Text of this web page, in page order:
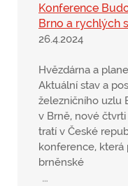
Konference
Brno a rychlých
26.4.2024
Hvězdárna a
Aktuální stav a
železničního uzlu
v Brně, nové
tratí v České
konference, která
brněnské
…